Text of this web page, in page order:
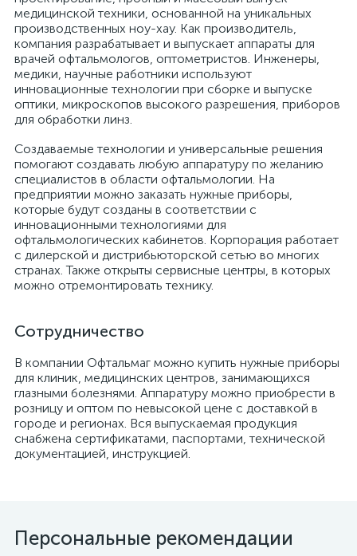
медицинской техники, основанной на уникальных
производственных ноу-хау. Как производитель,
компания разрабатывает и выпускает аппараты для
врачей офтальмологов, оптометристов. Инженеры,
медики, научные работники используют
инновационные технологии при сборке и выпуске
оптики, микроскопов высокого разрешения, приборов
для обработки линз.
Создаваемые технологии и универсальные решения
помогают создавать любую аппаратуру по желанию
специалистов в области офтальмологии. На
предприятии можно заказать нужные приборы,
которые будут созданы в соответствии с
инновационными технологиями для
офтальмологических кабинетов. Корпорация работает
с дилерской и дистрибьюторской сетью во многих
странах. Также открыты сервисные центры, в которых
можно отремонтировать технику.
Сотрудничество
В компании Офтальмаг можно купить нужные приборы
для клиник, медицинских центров, занимающихся
глазными болезнями. Аппаратуру можно приобрести в
розницу и оптом по невысокой цене с доставкой в
городе и регионах. Вся выпускаемая продукция
снабжена сертификатами, паспортами, технической
документацией, инструкцией.
Персональные рекомендации